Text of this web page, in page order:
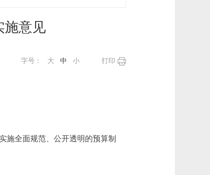
施意见
打印
字号： 大 中 小
全面规范、公开透明的预算制